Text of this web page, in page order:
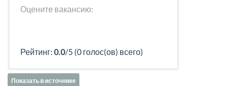
Оцените вакансию:
Рейтинг: 0.0/5 (0 голос(ов) всего)
Показать в источнике